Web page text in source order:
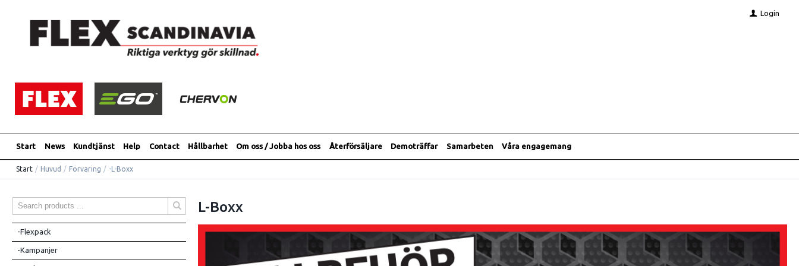
Login
Start News Kundtjänst Help Contact Hållbarhet Om oss / Jobba hos oss Återförsäljare Demoträffar Samarbeten Våra engagemang
Start / Huvud / Förvaring / -L-Boxx
-Flexpack
-Kampanjer
L-Boxx